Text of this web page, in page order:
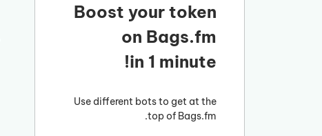
Boost your token
on Bags.fm
in 1 minute!
Use different bots to get at the
top of Bags.fm.